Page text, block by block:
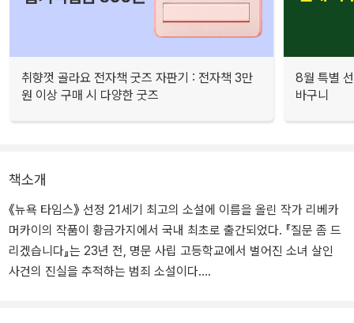
취향껏 골라요 전자책 굿즈 자판기 : 전자책 3만
원 이상 구매 시 다양한 굿즈
8월 특별
바구니
책소개
《뉴욕 타임스》 선정 21세기 최고의 소설에 이름을 올린 작가 리베카
머카이의 작품이 황금가지에서 국내 최초로 출간되었다. 『질문 좀 드
리겠습니다』는 23년 전, 명문 사립 고등학교에서 벌어진 소녀 살인
사건의 진실을 추적하는 범죄 소설이다.